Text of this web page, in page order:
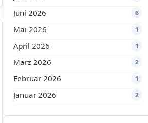
Juni 2026 6
Mai 2026 1
April 2026 1
März 2026 2
Februar 2026 1
Januar 2026 2